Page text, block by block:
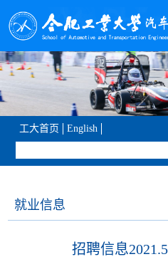
工大首页 English
就业信息
招聘信息